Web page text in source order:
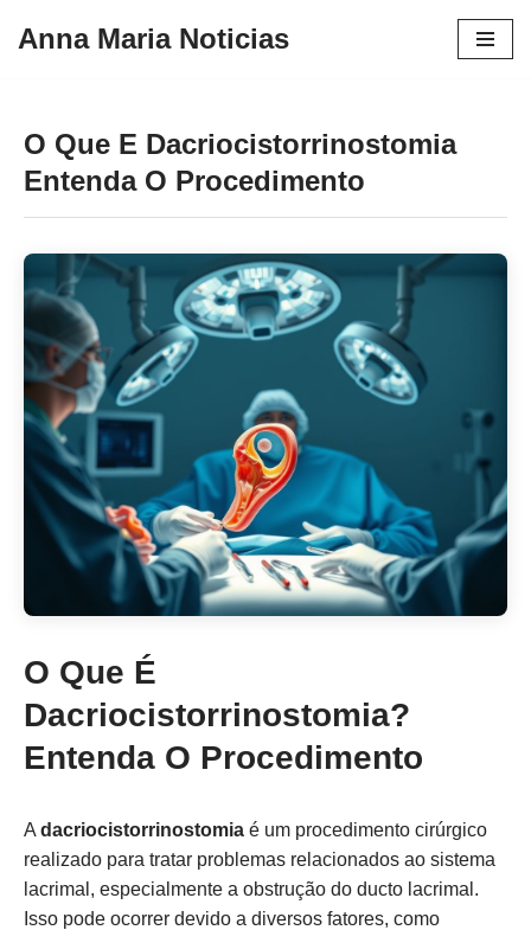
conteúdo
Anna Maria Noticias
O Que E Dacriocistorrinostomia
Entenda O Procedimento
O Que É
Dacriocistorrinostomia?
Entenda O Procedimento
A dacriocistorrinostomia é um procedimento cirúrgico
realizado para tratar problemas relacionados ao sistema
lacrimal, especialmente a obstrução do ducto lacrimal.
Isso pode ocorrer devido a diversos fatores, como